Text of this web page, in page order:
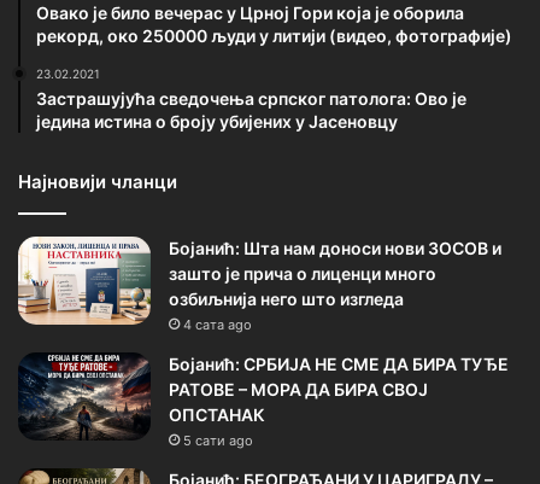
Овако је било вечерас у Црној Гори која је оборила
рекорд, око 250000 људи у литији (видео, фотографије)
23.02.2021
Застрашујућа сведочења српског патолога: Ово је
једина истина о броју убијених у Јасеновцу
Најновији чланци
Бојанић: Шта нам доноси нови ЗОСОВ и
зашто је прича о лиценци много
озбиљнија него што изгледа
4 сата ago
Бојанић: СРБИЈА НЕ СМЕ ДА БИРА ТУЂЕ
РАТОВЕ – МОРА ДА БИРА СВОЈ
ОПСТАНАК
5 сати ago
Бојанић: БЕОГРАЂАНИ У ЦАРИГРАДУ –